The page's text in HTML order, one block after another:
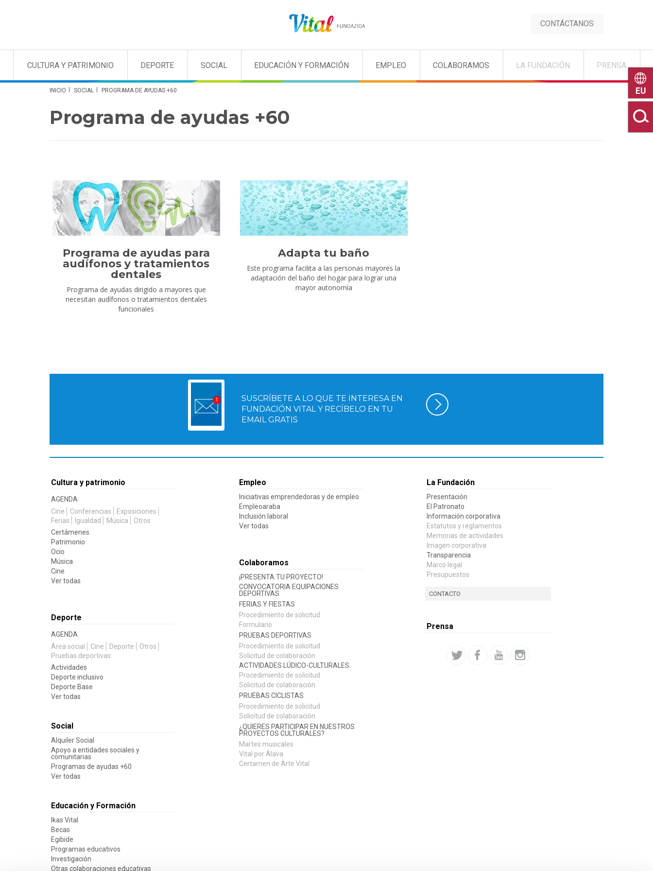
CONTÁCTANOS
CULTURA Y PATRIMONIO DEPORTE SOCIAL EDUCACIÓN Y FORMACIÓN EMPLEO COLABORAMOS LA FUNDACIÓN PRENSA
INICIO SOCIAL PROGRAMA DE AYUDAS +60
Programa de ayudas +60
Programa de ayudas para
audífonos y tratamientos
dentales
Programa de ayudas dirigido a mayores que
necesitan audífonos o tratamientos dentales
funcionales
Adapta tu baño
Este programa facilita a las personas mayores la
adaptación del baño del hogar para lograr una
mayor autonomía
SUSCRÍBETE A LO QUE TE INTERESA EN
FUNDACIÓN VITAL Y RECÍBELO EN TU
EMAIL GRATIS
Cultura y patrimonio
AGENDA
Cine
Conferencias
Exposiciones
Ferias
Igualdad Música
Otros
Certámenes
Patrimonio
Ocio
Música
Cine
Ver todas
Deporte
AGENDA
Área social
Cine Deporte
Otros
Pruebas deportivas
Actividades
Deporte inclusivo
Deporte Base
Ver todas
Social
Alquiler Social
Apoyo a entidades sociales y
comunitarias
Programas de ayudas +60
Ver todas
Educación y Formación
Ikas Vital
Becas
Egibide
Programas educativos
Investigación
Otras colaboraciones educativas
Empleo
Iniciativas emprendedoras y de empleo
Empleoaraba
Inclusión laboral
Ver todas
Colaboramos
¡PRESENTA TU PROYECTO!
CONVOCATORIA EQUIPACIONES
DEPORTIVAS
FERIAS Y FIESTAS
Procedimiento de solicitud
Formulario
PRUEBAS DEPORTIVAS
Procedimiento de solicitud
Solicitud de colaboración
ACTIVIDADES LÚDICO-CULTURALES
Procedimiento de solicitud
Solicitud de colaboración
PRUEBAS CICLISTAS
Procedimiento de solicitud
Solicitud de colaboración
¿QUIERES PARTICIPAR EN NUESTROS
PROYECTOS CULTURALES?
Martes musicales
Vital por Álava
Certamen de Arte Vital
La Fundación
Presentación
El Patronato
Información corporativa
Estatutos y reglamentos
Memorias de actividades
Imagen corporativa
Transparencia
Marco legal
Presupuestos
CONTACTO
Prensa